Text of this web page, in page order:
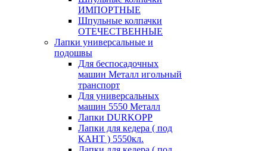
ИМПОРТНЫЕ
Шпульные колпачки
ОТЕЧЕСТВЕННЫЕ
Лапки универсальные и
подошвы
Для беспосадочных
машин Металл игольный
транспорт
Для универсальных
машин 5550 Металл
Лапки DURKOPP
Лапки для кедера ( под
КАНТ ) 5550кл.